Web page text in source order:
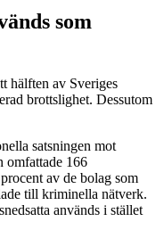
som
hälften av Sveriges
brottslighet. Dessutom
satsningen mot
omfattade 166
av de bolag som
till kriminella nätverk.
används i stället